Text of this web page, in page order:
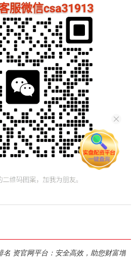
名 资官网平台：安全高效，助您财富增